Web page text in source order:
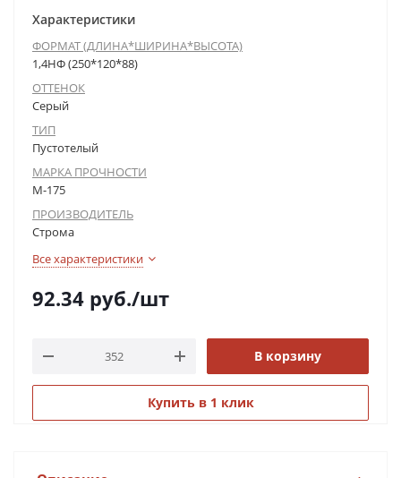
Характеристики
ФОРМАТ (ДЛИНА*ШИРИНА*ВЫСОТА)
1,4НФ (250*120*88)
ОТТЕНОК
Серый
ТИП
Пустотелый
МАРКА ПРОЧНОСТИ
М-175
ПРОИЗВОДИТЕЛЬ
Строма
Все характеристики
92.34 руб./шт
В корзину
Купить в 1 клик